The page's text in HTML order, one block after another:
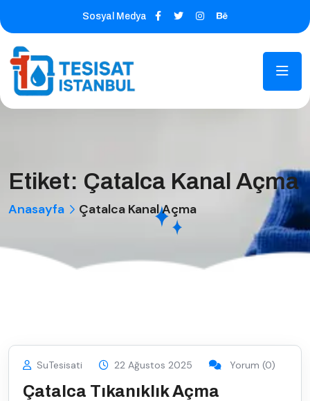
Sosyal Medya
Etiket: Çatalca Kanal Açma
Anasayfa Çatalca Kanal Açma
SuTesisati 22 Ağustos 2025 Yorum (0)
Çatalca Tıkanıklık Açma